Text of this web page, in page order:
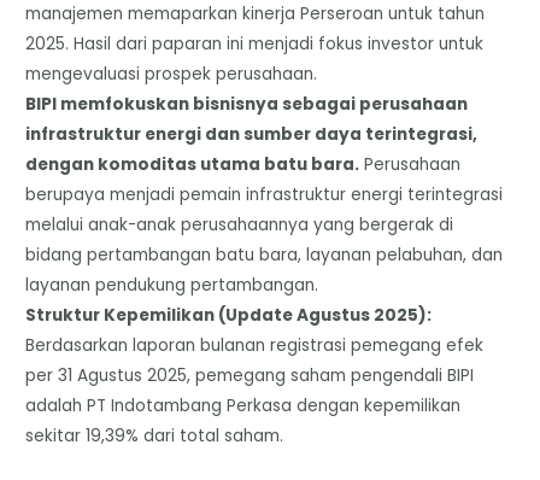
manajemen memaparkan kinerja Perseroan untuk tahun
2025. Hasil dari paparan ini menjadi fokus investor untuk
mengevaluasi prospek perusahaan.
BIPI memfokuskan bisnisnya sebagai perusahaan
infrastruktur energi dan sumber daya terintegrasi,
dengan komoditas utama batu bara. Perusahaan
berupaya menjadi pemain infrastruktur energi terintegrasi
melalui anak-anak perusahaannya yang bergerak di
bidang pertambangan batu bara, layanan pelabuhan, dan
layanan pendukung pertambangan.
​Struktur Kepemilikan (Update Agustus 2025):
Berdasarkan laporan bulanan registrasi pemegang efek
per 31 Agustus 2025, pemegang saham pengendali BIPI
adalah PT Indotambang Perkasa dengan kepemilikan
sekitar 19,39% dari total saham.